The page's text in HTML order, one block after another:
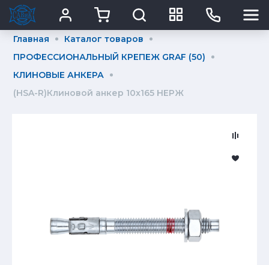
Главная
Каталог товаров
ПРОФЕССИОНАЛЬНЫЙ КРЕПЕЖ GRAF (50)
КЛИНОВЫЕ АНКЕРА
(HSA-R)Клиновой анкер 10x165 НЕРЖ